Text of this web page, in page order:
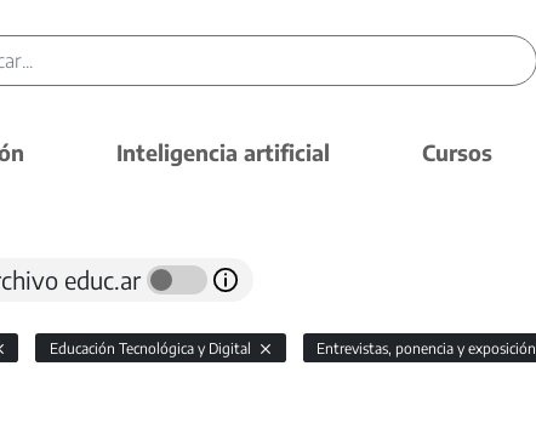
Inteligencia artificial Cursos
educ.ar
Educación Tecnológica y Digital Entrevistas, ponencia y exposición